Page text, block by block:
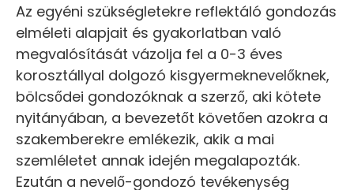
Az egyéni szükségletekre reflektáló gondozás
elméleti alapjait és gyakorlatban való
megvalósítását vázolja fel a 0-3 éves
korosztállyal dolgozó kisgyermeknevelőknek,
bölcsődei gondozóknak a szerző, aki kötete
nyitányában, a bevezetőt követően azokra a
szakemberekre emlékezik, akik a mai
szemléletet annak idején megalapozták.
Ezután a nevelő-gondozó tevékenység